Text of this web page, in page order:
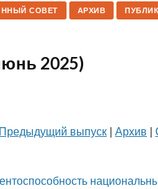
СОВЕТ АРХИВ
2025)
Предыдущий выпуск Архив